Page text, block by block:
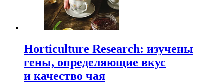
Horticulture Research: изучены
гены, определяющие вкус
и качество чая